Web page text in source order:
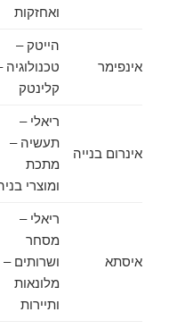
ואחזקות
אינפימר
הייטק –
טכנולוגיה –
קלינטק
אינרום בנייה
ריאלי –
תעשיה –
מתכת
ומוצרי בניה
איסתא
ריאלי –
מסחר
ושרותים –
מלונאות
ותיירות